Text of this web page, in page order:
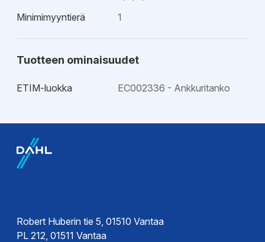
Minimimyyntierä
1
Tuotteen ominaisuudet
ETIM-luokka EC002336 - Ankkuritanko
Tekninen esite
Robert Huberin tie 5, 01510 Vantaa
PL 212, 01511 Vantaa